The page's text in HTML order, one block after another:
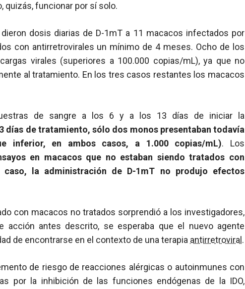
quizás, funcionar por sí solo.
dosis diarias de D-1mT a 11 macacos infectados por
con antirretrovirales un mínimo de 4 meses. Ocho de los
virales (superiores a 100.000 copias/mL), ya que no
al tratamiento. En los tres casos restantes los macacos
de sangre a los 6 y a los 13 días de iniciar la
días de tratamiento, sólo dos monos presentaban todavía
inferior, en ambos casos, a 1.000 copias/mL). Los
en macacos que no estaban siendo tratados con
la administración de D-1mT no produjo efectos
con macacos no tratados sorprendió a los investigadores,
acción antes descrito, se esperaba que el nuevo agente
de encontrarse en el contexto de una terapia antirretroviral .
de riesgo de reacciones alérgicas o autoinmunes con
por la inhibición de las funciones endógenas de la IDO,